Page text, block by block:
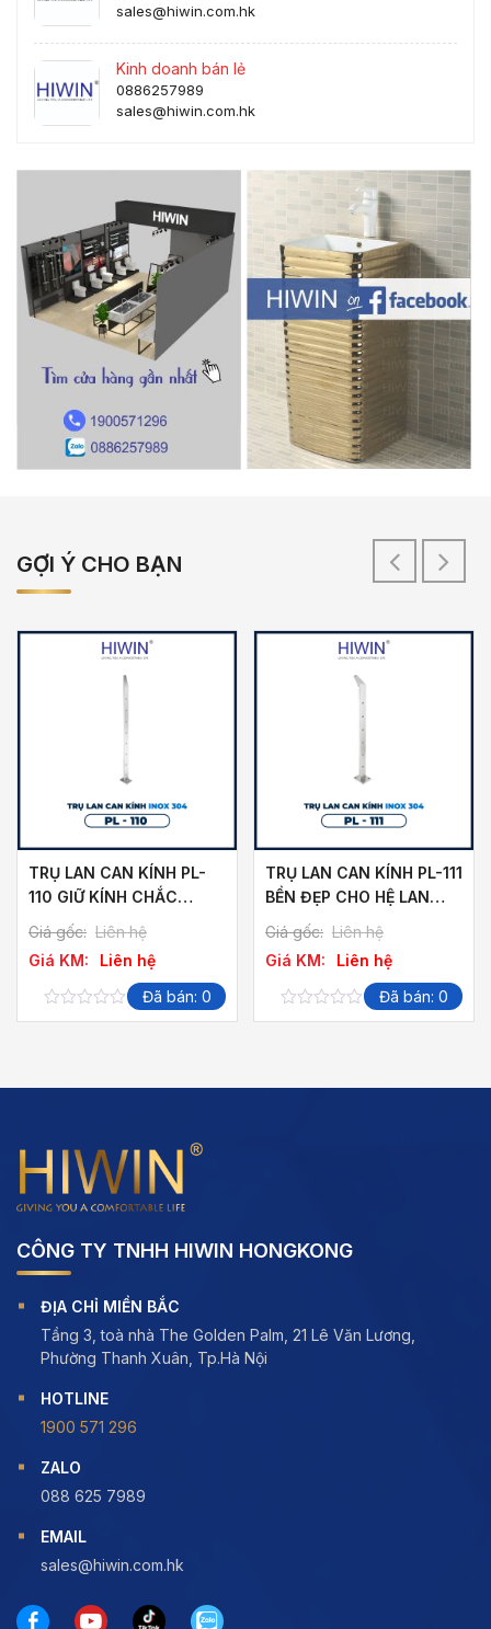
sales@hiwin.com.hk
Kinh doanh bán lẻ
0886257989
sales@hiwin.com.hk
GỢI Ý CHO BẠN
TRỤ LAN CAN KÍNH PL-
110 GIỮ KÍNH CHẮC
CHẮN
Giá gốc: Liên hệ
Giá KM:
Liên hệ
0
Đã bán: 0
TRỤ LAN CAN KÍNH PL-111
BỀN ĐẸP CHO HỆ LAN
CAN KÍNH
Giá gốc: Liên hệ
Giá KM:
Liên hệ
0
Đã bán: 0
CÔNG TY TNHH HIWIN HONGKONG
ĐỊA CHỈ MIỀN BẮC
Tầng 3, toà nhà The Golden Palm, 21 Lê Văn Lương,
Phường Thanh Xuân, Tp.Hà Nội
HOTLINE
1900 571 296
ZALO
088 625 7989
EMAIL
sales@hiwin.com.hk